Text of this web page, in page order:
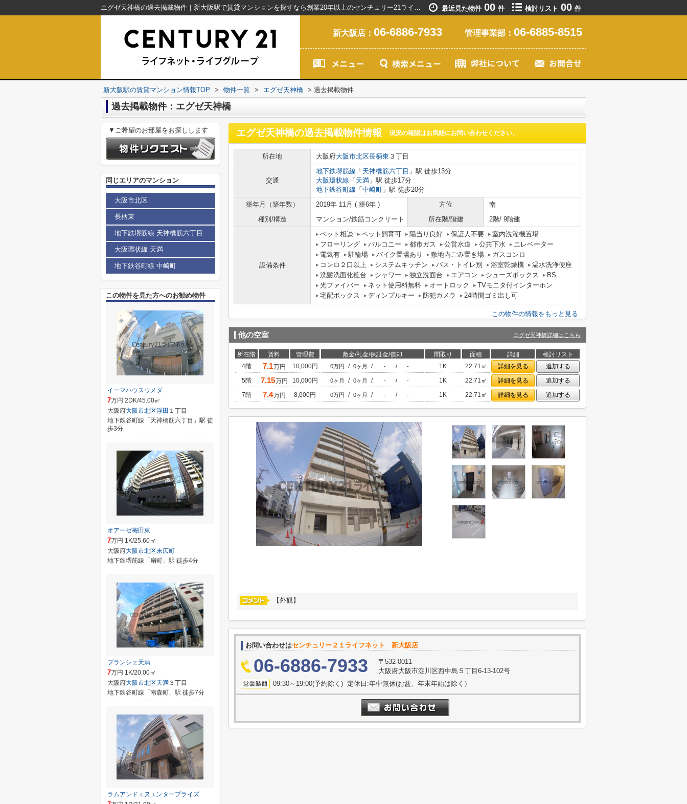
エグゼ天神橋の過去掲載物件｜新大阪駅で賃貸マンションを探すなら創業20年以上のセンチュリー21ライフネット・ライブグループ 最近見た物件 00 件 検討リスト 00 件
新大阪店： 06-6886-7933 管理事業部： 06-6885-8515
新大阪駅の賃貸マンション情報TOP > 物件一覧 > エグゼ天神橋 > 過去掲載物件
過去掲載物件：エグゼ天神橋
エグゼ天神橋の過去掲載物件情報 現況の確認はお気軽にお問い合わせください。
所在地 大阪府大阪市北区長柄東 ３丁目
交通
地下鉄堺筋線 「 天神橋筋六丁目 」駅 徒歩13分
大阪環状線 「 天満 」駅 徒歩17分
地下鉄谷町線 「 中崎町 」駅 徒歩20分
築年月（築年数）
2019年 11月 ( 築6年 ) 方位
南
種別/構造
マンション/鉄筋コンクリート 所在階/階建 2階/ 9階建
設備条件
ペット相談 ペット飼育可 陽当り良好 保証人不要
室内洗濯機置場
フローリング
バルコニー 都市ガス 公営水道 公共下水
エレベーター
電気有
駐輪場 バイク置場あり 敷地内ごみ置き場
ガスコンロ
コンロ２口以上
システムキッチン バス・トイレ別 浴室乾燥機
温水洗浄便座
洗髪洗面化粧台
シャワー 独立洗面台 エアコン シューズボックス
BS
光ファイバー
ネット使用料無料 オートロック
TVモニタ付インターホン
宅配ボックス
ディンプルキー 防犯カメラ 24時間ゴミ出し可
この物件の情報をもっと見る
他の空室 エグゼ天神橋詳細はこちら
所在階 賃料 管理費 敷金/礼金/保証金/償却 間取り 面積 詳細
検討リスト
4階
7.1万円 10,000円 0万円 / 0ヶ月 / - / - 1K 22.71㎡ 詳細を見る
追加する
5階
7.15万円 10,000円 0ヶ月 / 0ヶ月 / - / - 1K 22.71㎡ 詳細を見る
追加する
7階
7.4万円 8,000円 0万円 / 0ヶ月 / - / - 1K 22.71㎡ 詳細を見る 追加する
【外観】
お問い合わせはセンチュリー２１ライフネット 新大阪店
06-6886-7933
〒532-0011
大阪府大阪市淀川区西中島５丁目6-13-102号
09:30～19:00(予約除く) 定休日:年中無休(お盆、年末年始は除く）
▼ご希望のお部屋をお探しします
同じエリアのマンション
大阪市北区
長柄東
地下鉄堺筋線 天神橋筋六丁目
大阪環状線 天満
地下鉄谷町線 中崎町
この物件を見た方へのお勧め物件
イーマハウスウメダ
7万円 2DK/45.00㎡
大阪府大阪市北区浮田 １丁目
地下鉄谷町線「天神橋筋六丁目」駅 徒
歩3分
オアーゼ梅田東
7万円 1K/25.60㎡
大阪府大阪市北区末広町
地下鉄堺筋線「扇町」駅 徒歩4分
ブランシェ天満
7万円 1K/20.00㎡
大阪府大阪市北区天満 ３丁目
地下鉄谷町線「南森町」駅 徒歩7分
ラムアンドエヌエンタープライズ